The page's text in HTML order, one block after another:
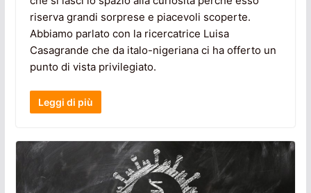
riserva grandi sorprese e piacevoli scoperte.
Abbiamo parlato con la ricercatrice Luisa
Casagrande che da italo-nigeriana ci ha offerto un
punto di vista privilegiato.
Leggi di più